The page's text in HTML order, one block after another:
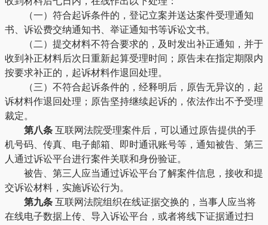
（一）符合起诉条件的，登记立案并送达案件受理通知
书、诉讼费交纳通知书、举证通知书等诉讼文书。
（二）提交材料不符合要求的，及时发出补正通知，并于
收到补正材料后次日重新起算受理时间；原告未在指定期限内
按要求补正的，起诉材料作退回处理。
（三）不符合起诉条件的，经释明后，原告无异议的，起
诉材料作退回处理；原告坚持继续起诉的，依法作出不予受理
裁定。
第八条 互联网法院受理案件后，可以通过原告提供的手
机号码、传真、电子邮箱、即时通讯账号等，通知被告、第三
人通过诉讼平台进行案件关联和身份验证。
被告、第三人应当通过诉讼平台了解案件信息，接收和提
交诉讼材料，实施诉讼行为。
第九条 互联网法院组织在线证据交换的，当事人应当将
在线电子数据上传、导入诉讼平台，或者将线下证据通过扫